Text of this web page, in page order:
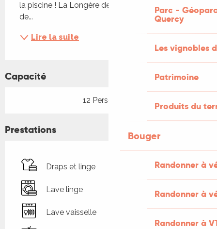
Parc -
Quercy
Les vignobles
Patrimoine
Produits du
Bouger
Randonner à
Randonner à
Randonner à
la piscine ! La Longère de Bessous est heureuse
de...
Lire la suite
Capacité
12 Personne(s)
Prestations
Draps et linge
Lave linge
Lave vaisselle